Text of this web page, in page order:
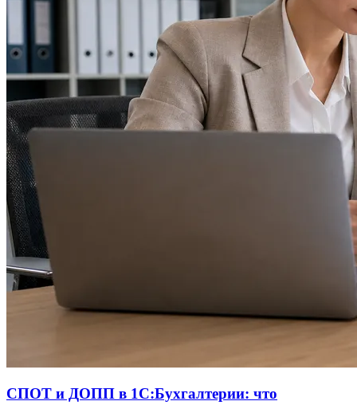
СПОТ и ДОПП в 1С:Бухгалтерии: что